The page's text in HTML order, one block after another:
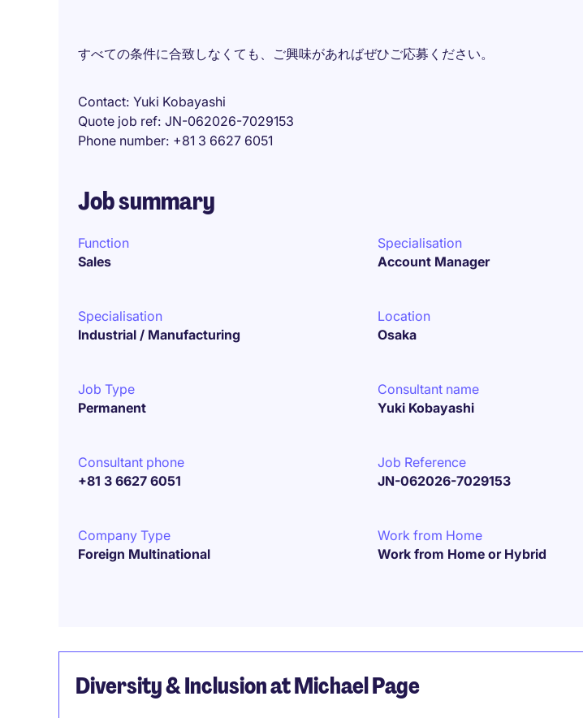
すべての条件に合致しなくても、ご興味があればぜひご応募ください。
Contact Yuki Kobayashi
Quote job ref JN-062026-7029153
Phone number +81 3 6627 6051
Job summary
Function
Sales
Specialisation
Account Manager
Specialisation
Industrial / Manufacturing
Location
Osaka
Job Type
Permanent
Consultant name
Yuki Kobayashi
Consultant phone
+81 3 6627 6051
Job Reference
JN-062026-7029153
Company Type
Foreign Multinational
Work from Home
Work from Home or Hybrid
Diversity & Inclusion at Michael Page